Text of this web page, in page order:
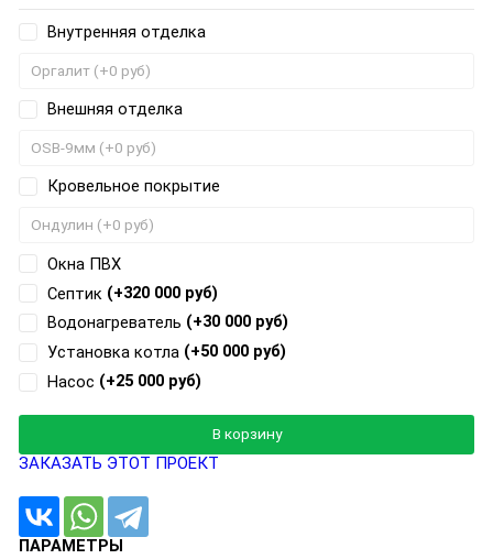
Внутренняя отделка
Внешняя отделка
Кровельное покрытие
Окна ПВХ
Септик (+320 000 руб)
Водонагреватель (+30 000 руб)
Установка котла (+50 000 руб)
Насос (+25 000 руб)
Добавляется...
В корзину
ЗАКАЗАТЬ ЭТОТ ПРОЕКТ
ПАРАМЕТРЫ